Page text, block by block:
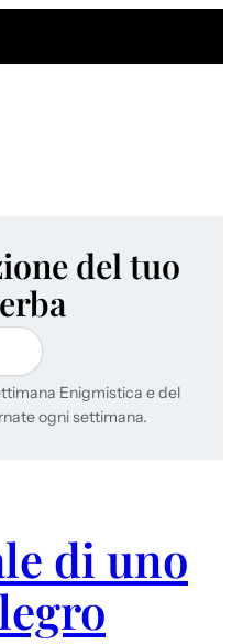
del tuo
Enigmistica e del
ogni settimana.
di uno